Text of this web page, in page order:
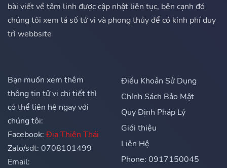
bài viết về tâm linh được cập nhật liên tục, bên cạnh đó
chúng tôi xem lá số tử vi và phong thủy để có kinh phí duy
trì webbsite
Bạn muốn xem thêm
thông tin tử vi chi tiết thì
có thể liên hệ ngay với
chúng tôi:
Facebook: Địa Thiên Thái
Zalo/sdt: 0708101499
Email:
Điều Khoản Sử Dụng
Chính Sách Bảo Mật
Quy Định Pháp Lý
Giới thiệu
Liên Hệ
Phone: 0917150045